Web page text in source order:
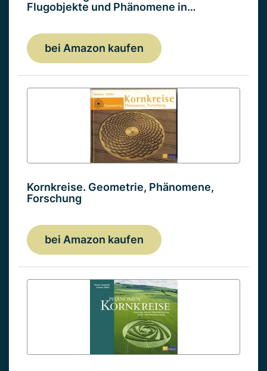
Flugobjekte und Phänomene in…
bei Amazon kaufen
Kornkreise. Geometrie, Phänomene,
Forschung
bei Amazon kaufen